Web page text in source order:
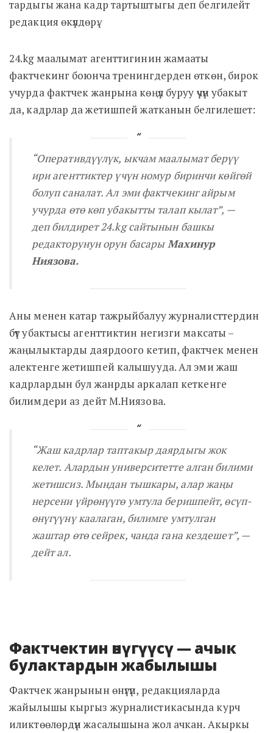
тардыгы жана кадр тартыштыгы деп белгилейт
редакция өкүлдөрү.
24.kg маалымат агенттигинин жамааты
фактчекинг боюнча тренингдерден өткөн, бирок
учурда фактчек жанрына көңүл буруу үчүн убакыт
да, кадрлар да жетишпей жатканын белгилешет:
“Оперативдүүлүк, ыкчам маалымат берүү
ири агенттиктер үчүн номур биринчи көйгөй
болуп саналат. Ал эми фактчекинг айрым
учурда өтө көп убакытты талап кылат”, —
деп билдирет 24.kg сайтынын башкы
редакторунун орун басарыМахинур
Ниязова.
Аны менен катар тажрыйбалуу журналисттердин
бүт убактысы агенттиктин негизги максаты –
жаңылыктарды даярдоого кетип, фактчек менен
алектенге жетишпей калышууда. Ал эми жаш
кадрлардын бул жанрды аркалап кеткенге
билимдери аз дейт М.Ниязова.
“Жаш кадрлар таптакыр даярдыгы жок
келет. Алардын университетте алган билими
жетишсиз. Мындан тышкары, алар жаңы
нерсени үйрөнүүгө умтула беришпейт, өсүп-
өнүгүүнү каалаган, билимге умтулган
жаштар өтө сейрек, чанда гана кездешет”, —
дейт ал.
Фактчектин өнүгүүсү — ачык
булактардын жабылышы
Фактчек жанрынын өнүгүп, редакцияларда
жайылышы кыргыз журналистикасында курч
иликтөөлөрдүн жасалышына жол ачкан. Акыркы